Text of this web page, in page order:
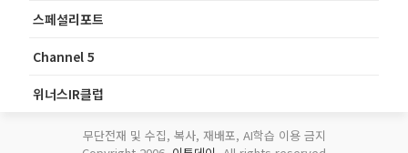
스페셜리포트
Channel 5
위너스IR클럽
무단전재 및 수집, 복사, 재배포, AI학습 이용 금지